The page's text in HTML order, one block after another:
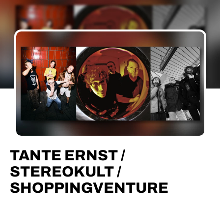
TANTE ERNST /
STEREOKULT /
SHOPPINGVENTURE